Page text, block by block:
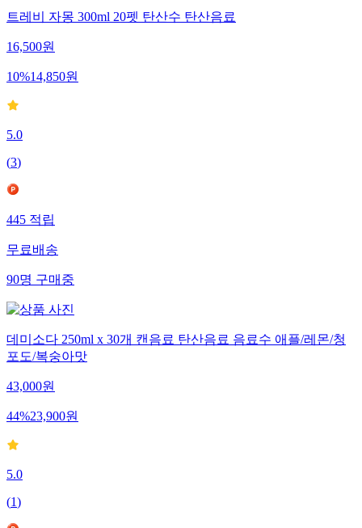
트레비 자몽 300ml 20펫 탄산수 탄산음료
16,500원
10%14,850원
5.0
(3)
445적립
무료배송
90명구매중
데미소다 250ml x 30개 캔음료 탄산음료 음료수 애플/레몬/청
포도/복숭아맛
43,000원
44%23,900원
5.0
(1)